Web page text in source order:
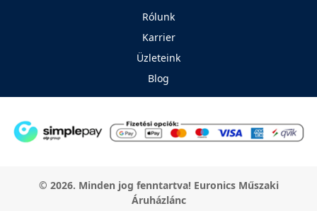
Rólunk
Karrier
Üzleteink
Blog
© 2026. Minden jog fenntartva! Euronics Műszaki
Áruházlánc